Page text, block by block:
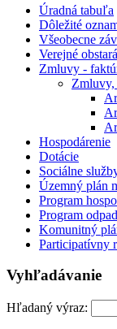
Úradná tabuľa
Dôležité
Všeobecne
Verejné
Zmluvy -
Hospodárenie
Dotácie
Sociálne
Územný plán
Program
Program
Komunitný
Participatívny
Vyhľadávanie
Hľadaný výraz: